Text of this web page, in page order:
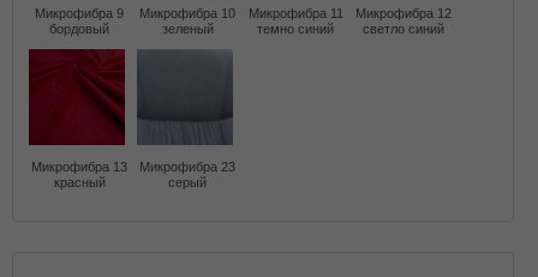
Микрофибра 9
бордовый
Микрофибра 10
зеленый
Микрофибра 11
темно синий
Микрофибра 12
светло синий
Микрофибра 13
красный
Микрофибра 23
серый